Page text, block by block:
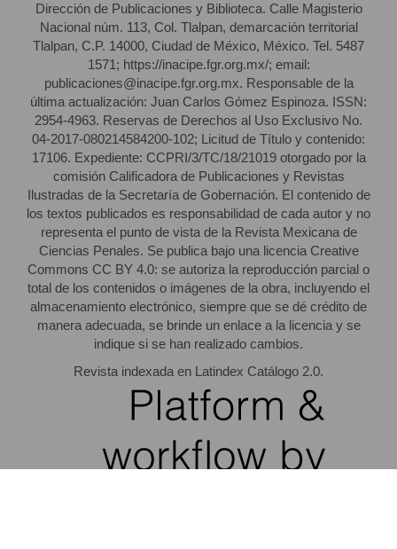
Dirección de Publicaciones y Biblioteca. Calle Magisterio
Nacional núm. 113, Col. Tlalpan, demarcación territorial
Tlalpan, C.P. 14000, Ciudad de México, México. Tel. 5487
1571; https://inacipe.fgr.org.mx/; email:
publicaciones@inacipe.fgr.org.mx. Responsable de la
última actualización: Juan Carlos Gómez Espinoza. ISSN:
2954-4963. Reservas de Derechos al Uso Exclusivo No.
04-2017-080214584200-102; Licitud de Título y contenido:
17106. Expediente: CCPRI/3/TC/18/21019 otorgado por la
comisión Calificadora de Publicaciones y Revistas
Ilustradas de la Secretaría de Gobernación. El contenido de
los textos publicados es responsabilidad de cada autor y no
representa el punto de vista de la Revista Mexicana de
Ciencias Penales. Se publica bajo una licencia Creative
Commons CC BY 4.0: se autoriza la reproducción parcial o
total de los contenidos o imágenes de la obra, incluyendo el
almacenamiento electrónico, siempre que se dé crédito de
manera adecuada, se brinde un enlace a la licencia y se
indique si se han realizado cambios.
Revista indexada en Latindex Catálogo 2.0.